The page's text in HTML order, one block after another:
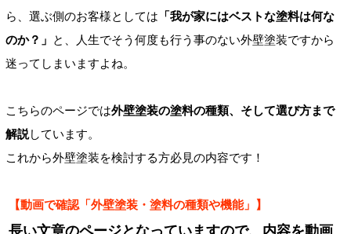
ら、選ぶ側のお客様としては 「我が家にはベストな塗料は何な
のか？」 と、人生でそう何度も行う事のない外壁塗装ですから
迷ってしまいますよね。
こちらのページでは外壁塗装の塗料の種類、そして選び方まで
解説しています。
これから外壁塗装を検討する方必見の内容です！
【動画で確認「外壁塗装・塗料の種類や機能」】
長い文章のページとなっていますので、内容を動画